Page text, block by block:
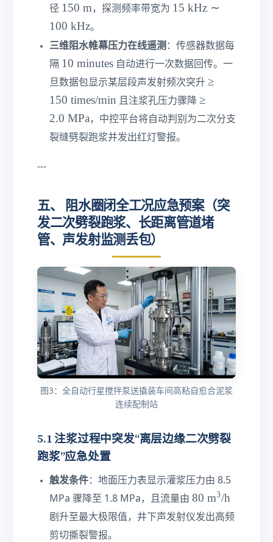
径 1
5
te
xt
{
}
150 m，探测频率带宽为 1
xt
{
k
z
}\
si
te
xt
{
z
}
15 kHz ∼
100 kHz。
三维阻水帷幕压力在线遥测 ：传感器数据每
隔 1
0\
te
xt
{
m
10 minutes 自动进行一次数据回传。一
旦数据包显示某层段声发射频次突升 ≥
0\
es
/
≥
150 times/min 且注浆孔压力骤降 ≥
2.
P
a}
≥
2.0 MPa，中控平台将自动判别为二次分支
裂缝劈裂跑浆并发出红灯警报。
---
五、 阻水圈闭全工况应急预案（突
发二次劈裂跑浆、长距离管道堵
管、声发射监测丢包）
图3：全自动行星搅拌泵送撬装车间高粘自愈合泥浆
连续配制站
5.1 注浆过程中突发“离层边缘二次劈裂
跑浆”应急处置
触发条件：地面压力表显示灌浆压力由 8.5
MPa 骤降至 1.8 MPa，且流量由 8
0\
te
80 m3/h
剧升至最大极限值，井下声发射仪发出高频
剪切撕裂警报。